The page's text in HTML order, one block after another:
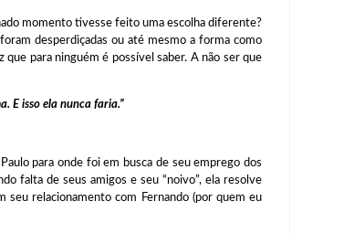
momento tivesse feito uma escolha diferente?
desperdiçadas ou até mesmo a forma como
para ninguém é possível saber. A não ser que
E isso ela nunca faria.”
para onde foi em busca de seu emprego dos
falta de seus amigos e seu “noivo”, ela resolve
seu relacionamento com Fernando (por quem eu